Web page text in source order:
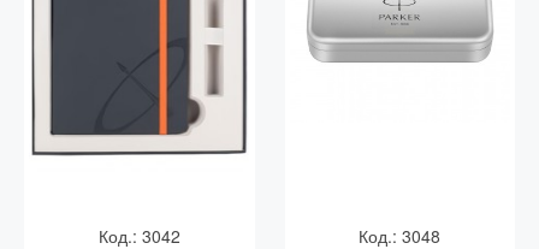
Код.: 3042 Код.: 3048